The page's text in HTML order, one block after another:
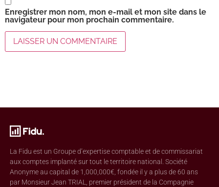
Enregistrer mon nom, mon e-mail et mon site dans le
navigateur pour mon prochain commentaire.
La Fidu est un Groupe d’expertise comptable et de commissariat
aux comptes implanté sur tout le territoire national. Société
Anonyme au capital de 1,000,000€, fondée il y a plus de 60 ans
par Monsieur Jean TRIAL, premier président de la Compagnie